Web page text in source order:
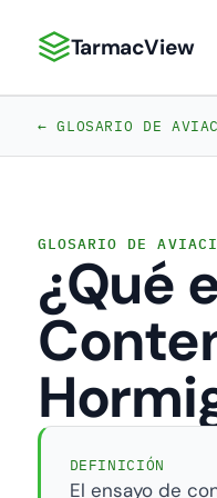
TarmacView:
TarmacView
← GLOSARIO DE
GLOSARIO DE
¿Qué
DEFINICIÓN
El ensayo de